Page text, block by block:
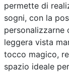
permette di
sogni, con la
personalizzarne
leggera vista
tocco magico,
spazio ideale